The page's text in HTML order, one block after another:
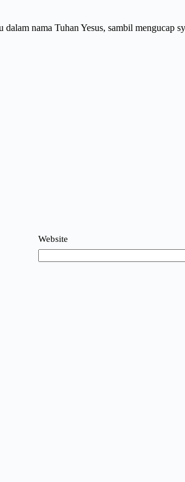
nama Tuhan Yesus, sambil mengucap
Website